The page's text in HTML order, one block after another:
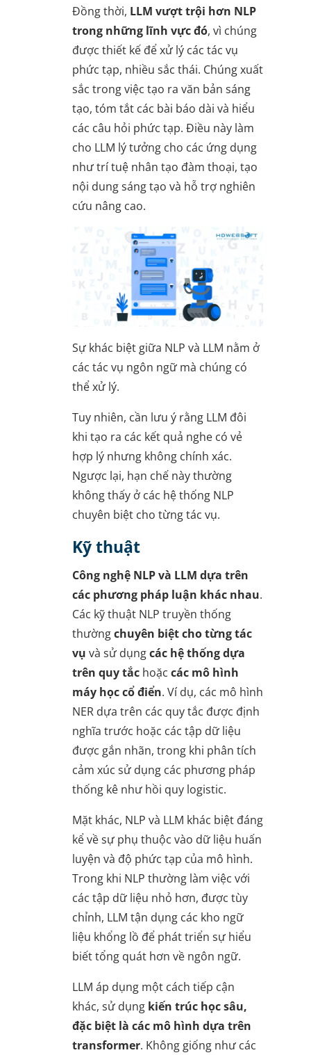
Đồng thời, LLM vượt trội hơn NLP
trong những lĩnh vực đó, vì chúng
được thiết kế để xử lý các tác vụ
phức tạp, nhiều sắc thái. Chúng xuất
sắc trong việc tạo ra văn bản sáng
tạo, tóm tắt các bài báo dài và hiểu
các câu hỏi phức tạp. Điều này làm
cho LLM lý tưởng cho các ứng dụng
như trí tuệ nhân tạo đàm thoại, tạo
nội dung sáng tạo và hỗ trợ nghiên
cứu nâng cao.
Sự khác biệt giữa NLP và LLM nằm ở
các tác vụ ngôn ngữ mà chúng có
thể xử lý.
Tuy nhiên, cần lưu ý rằng LLM đôi
khi tạo ra các kết quả nghe có vẻ
hợp lý nhưng không chính xác.
Ngược lại, hạn chế này thường
không thấy ở các hệ thống NLP
chuyên biệt cho từng tác vụ.
Kỹ thuật
Công nghệ NLP và LLM dựa trên
các phương pháp luận khác nhau.
Các kỹ thuật NLP truyền thống
thườngchuyên biệt cho từng tác
vụ và sử dụngcác hệ thống dựa
trên quy tắc hoặc các mô hình
máy học cổ điển. Ví dụ, các mô hình
NER dựa trên các quy tắc được định
nghĩa trước hoặc các tập dữ liệu
được gắn nhãn, trong khi phân tích
cảm xúc sử dụng các phương pháp
thống kê như hồi quy logistic.
Mặt khác, NLP và LLM khác biệt đáng
kể về sự phụ thuộc vào dữ liệu huấn
luyện và độ phức tạp của mô hình.
Trong khi NLP thường làm việc với
các tập dữ liệu nhỏ hơn, được tùy
chỉnh, LLM tận dụng các kho ngữ
liệu khổng lồ để phát triển sự hiểu
biết tổng quát hơn về ngôn ngữ.
LLM áp dụng một cách tiếp cận
khác, sử dụng kiến trúc học sâu,
đặc biệt là các mô hình dựa trên
transformer. Không giống như các